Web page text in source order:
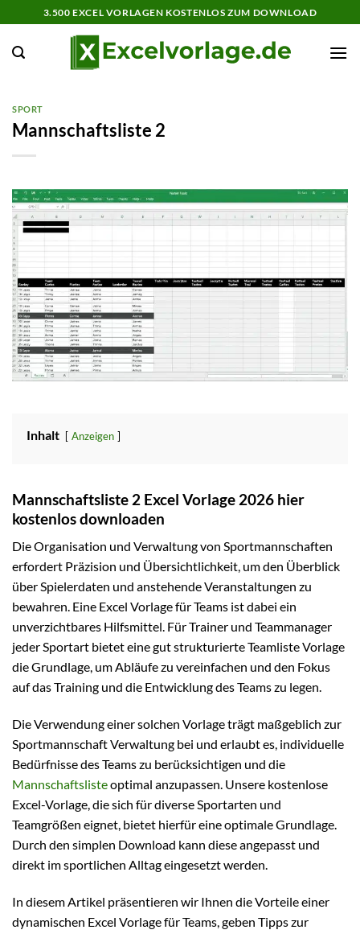
Inhalt
springen
3.500 EXCEL VORLAGEN KOSTENLOS ZUM DOWNLOAD
SPORT
Mannschaftsliste 2
Inhalt Anzeigen
Mannschaftsliste 2 Excel Vorlage 2026 hier
kostenlos downloaden
Die Organisation und Verwaltung von Sportmannschaften
erfordert Präzision und Übersichtlichkeit, um den Überblick
über Spielerdaten und anstehende Veranstaltungen zu
bewahren. Eine Excel Vorlage für Teams ist dabei ein
unverzichtbares Hilfsmittel. Für Trainer und Teammanager
jeder Sportart bietet eine gut strukturierte Teamliste Vorlage
die Grundlage, um Abläufe zu vereinfachen und den Fokus
auf das Training und die Entwicklung des Teams zu legen.
Die Verwendung einer solchen Vorlage trägt maßgeblich zur
Sportmannschaft Verwaltung bei und erlaubt es, individuelle
Bedürfnisse des Teams zu berücksichtigen und die
Mannschaftslisteoptimal anzupassen. Unsere kostenlose
Excel-Vorlage, die sich für diverse Sportarten und
Teamgrößen eignet, bietet hierfür eine optimale Grundlage.
Durch den simplen Download kann diese angepasst und
direkt im sportlichen Alltag eingesetzt werden.
In diesem Artikel präsentieren wir Ihnen die Vorteile einer
dynamischen Excel Vorlage für Teams, geben Tipps zur